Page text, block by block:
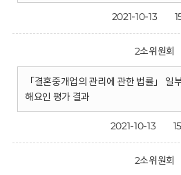
2021-10-13
2소위원회
「결혼중개업의 관리에 관한 법률」 일
해요인 평가 결과
2021-10-13
2소위원회